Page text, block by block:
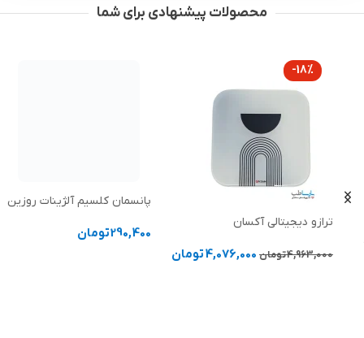
محصولات پیشنهادی برای شما
-18%
ترازو دیجیتالی آکسان
4,963,000تومان4,076,000تومان
پانسمان کلسیم آلژینات روزین
290,400تومان